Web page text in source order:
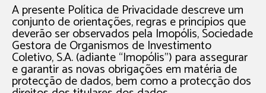
A presente Política de Privacidade descreve um
conjunto de orientações, regras e princípios que
deverão ser observados pela Imopólis, Sociedade
Gestora de Organismos de Investimento
Coletivo, S.A. (adiante “Imopólis”) para assegurar
e garantir as novas obrigações em matéria de
protecção de dados, bem como a protecção dos